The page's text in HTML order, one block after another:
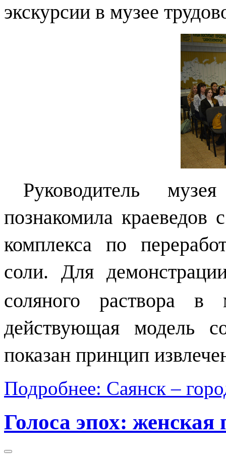
экскурсии в музее
Руководитель
познакомила краеведов
комплекса по
соли. Для
соляного раствора
действующая модель
показан принцип
Подробнее: Саянск –
Голоса эпох: женская